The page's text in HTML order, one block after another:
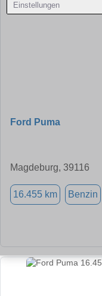
Einstellungen
Ford Puma
Magdeburg, 39116
16.455 km Benzin